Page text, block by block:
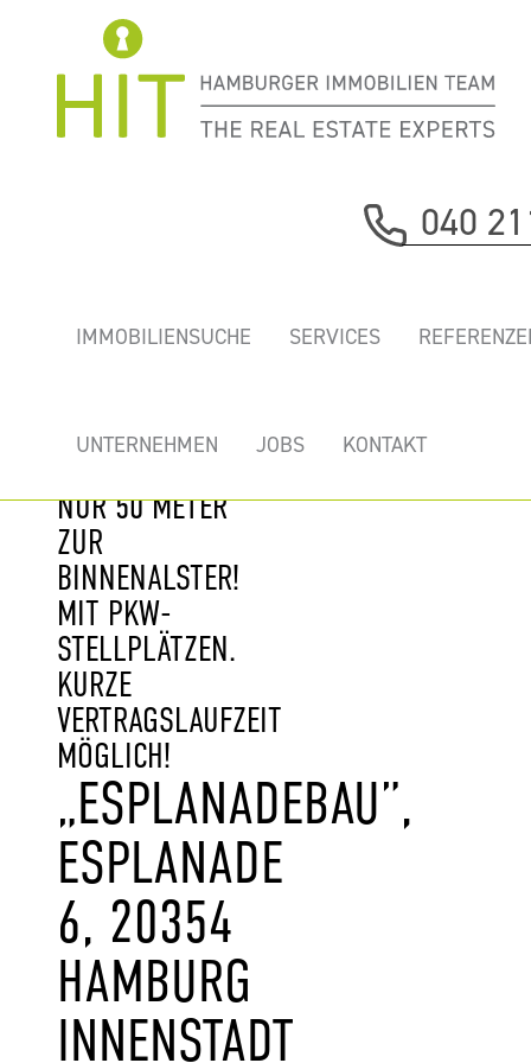
040
IMMOBILIENSUCHE SERVICES
UNTERNEHMEN JOBS KONTAKT
PREISWERTE
UND
NUR 50 METER
ZUR
BINNENALSTER!
MIT PKW-
STELLPLÄTZEN.
KURZE
VERTRAGSLAUFZEIT
MÖGLICH!
„ESPLANADEBAU”,
ESPLANADE
6, 20354
HAMBURG
INNENSTADT